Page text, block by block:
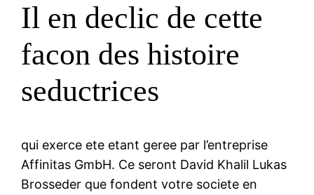
Il en declic de cette
facon des histoire
seductrices
qui exerce ete etant geree par l’entreprise
Affinitas GmbH. Ce seront David Khalil Lukas
Brosseder que fondent votre societe en